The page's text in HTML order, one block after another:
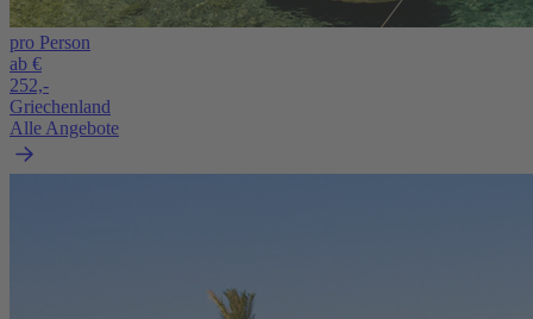
pro Person
ab €
252,-
Griechenland
Alle Angebote